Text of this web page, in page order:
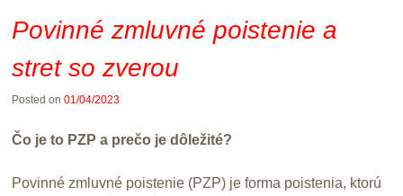
Post navigation
Povinné zmluvné poistenie a
stret so zverou
Posted on 01/04/2023
Čo je to PZP a prečo je dôležité?
Povinné zmluvné poistenie (PZP) je forma poistenia, ktorú